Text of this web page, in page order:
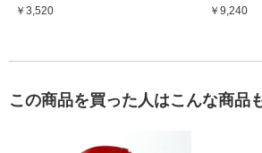
￥3,520
￥9,240
この商品を買った人はこんな商品